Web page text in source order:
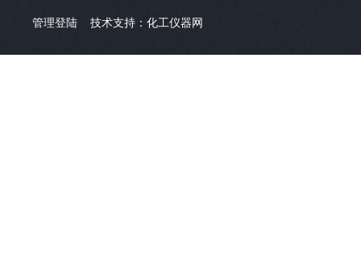
管理登陆 技术支持： 化工仪器网